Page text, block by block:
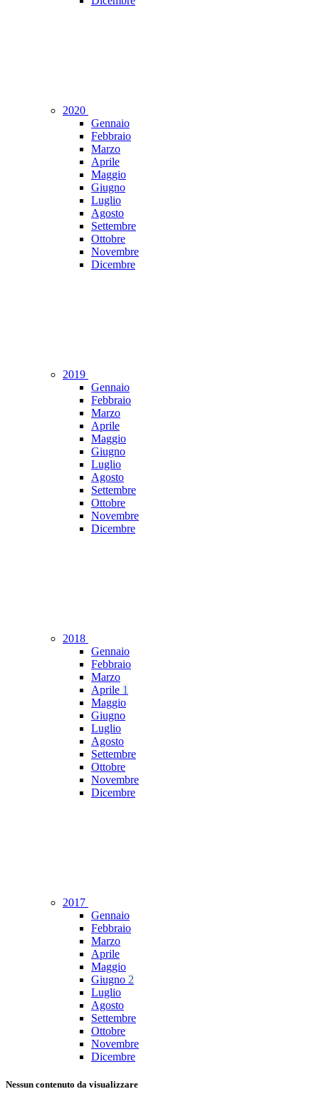
2020
Gennaio
Febbraio
Marzo
Aprile
Maggio
Giugno
Luglio
Agosto
Settembre
Ottobre
Novembre
Dicembre
2019
Gennaio
Febbraio
Marzo
Aprile
Maggio
Giugno
Luglio
Agosto
Settembre
Ottobre
Novembre
Dicembre
2018
Gennaio
Febbraio
Marzo
Aprile 1
Maggio
Giugno
Luglio
Agosto
Settembre
Ottobre
Novembre
Dicembre
2017
Gennaio
Febbraio
Marzo
Aprile
Maggio
Giugno 2
Luglio
Agosto
Settembre
Ottobre
Novembre
Dicembre
Nessun contenuto da visualizzare